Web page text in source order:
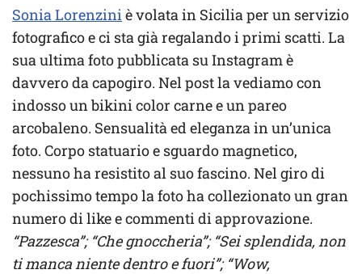
Sonia Lorenzini è volata in Sicilia per un servizio
fotografico e ci sta già regalando i primi scatti. La
sua ultima foto pubblicata su Instagram è
davvero da capogiro. Nel post la vediamo con
indosso un bikini color carne e un pareo
arcobaleno. Sensualità ed eleganza in un’unica
foto. Corpo statuario e sguardo magnetico,
nessuno ha resistito al suo fascino. Nel giro di
pochissimo tempo la foto ha collezionato un gran
numero di like e commenti di approvazione.
“Pazzesca”; “Che gnoccheria”; “Sei splendida, non
ti manca niente dentro e fuori”; “Wow,